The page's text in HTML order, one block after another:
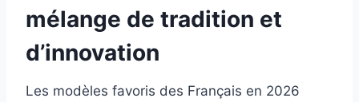
mélange de tradition et
d’innovation
Les modèles favoris des Français en 2026